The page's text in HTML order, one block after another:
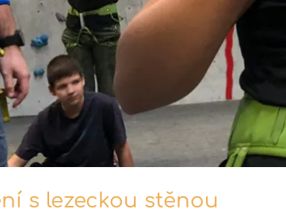
s lezeckou stěnou